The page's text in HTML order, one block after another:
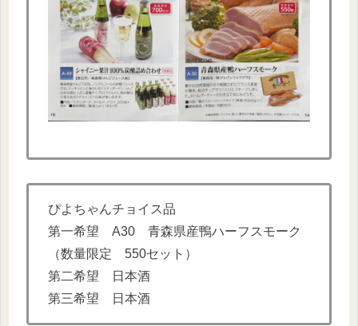
ぴよちゃんチョイス品
第一希望 A30 青森県産鴨ハーフスモーク
（数量限定 550セット）
第二希望 日本酒
第三希望 日本酒